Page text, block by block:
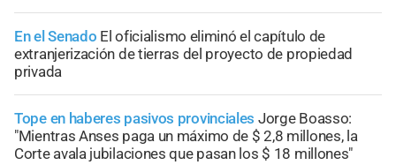
En el Senado El oficialismo eliminó el capítulo de
extranjerización de tierras del proyecto de propiedad
privada
Tope en haberes pasivos provinciales Jorge Boasso:
"Mientras Anses paga un máximo de $ 2,8 millones, la
Corte avala jubilaciones que pasan los $ 18 millones"